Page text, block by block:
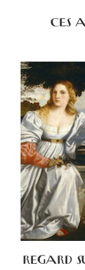
CES
REGARD